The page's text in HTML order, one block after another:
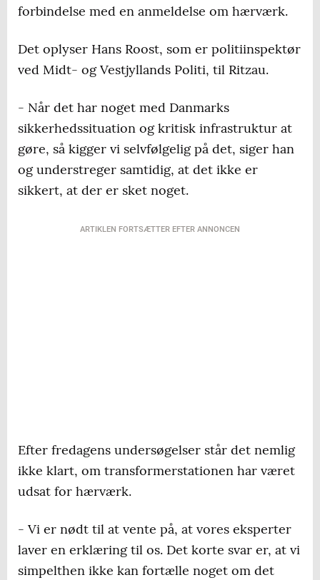
forbindelse med en anmeldelse om hærværk.
Det oplyser Hans Roost, som er politiinspektør
ved Midt- og Vestjyllands Politi, til Ritzau.
- Når det har noget med Danmarks
sikkerhedssituation og kritisk infrastruktur at
gøre, så kigger vi selvfølgelig på det, siger han
og understreger samtidig, at det ikke er
sikkert, at der er sket noget.
ARTIKLEN FORTSÆTTER EFTER ANNONCEN
Efter fredagens undersøgelser står det nemlig
ikke klart, om transformerstationen har været
udsat for hærværk.
- Vi er nødt til at vente på, at vores eksperter
laver en erklæring til os. Det korte svar er, at vi
simpelthen ikke kan fortælle noget om det